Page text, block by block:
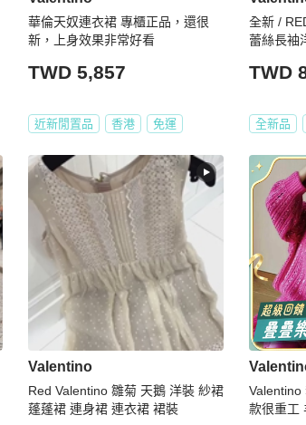
華倫天奴連衣裙 專櫃正品，還很
新，上身效果非常好看
TWD 5,857
近新閒置品 香港 免運
全新 /
蕾絲長袖
TWD
全新品
Valentino
Red Valentino 雛菊 天鵝 洋裝 紗裙
蓬蓬裙 連身裙 連衣裙 裙裝
Valentino
款很重工